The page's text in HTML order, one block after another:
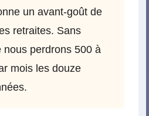
un avant-goût de
retraites. Sans
nous perdrons 500 à
mois les douze